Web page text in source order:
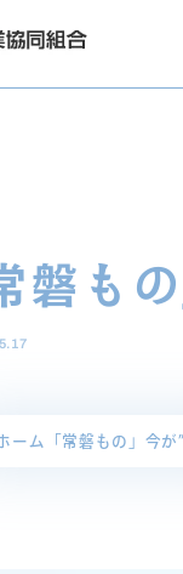
磐も
ーム 「常磐もの」今が